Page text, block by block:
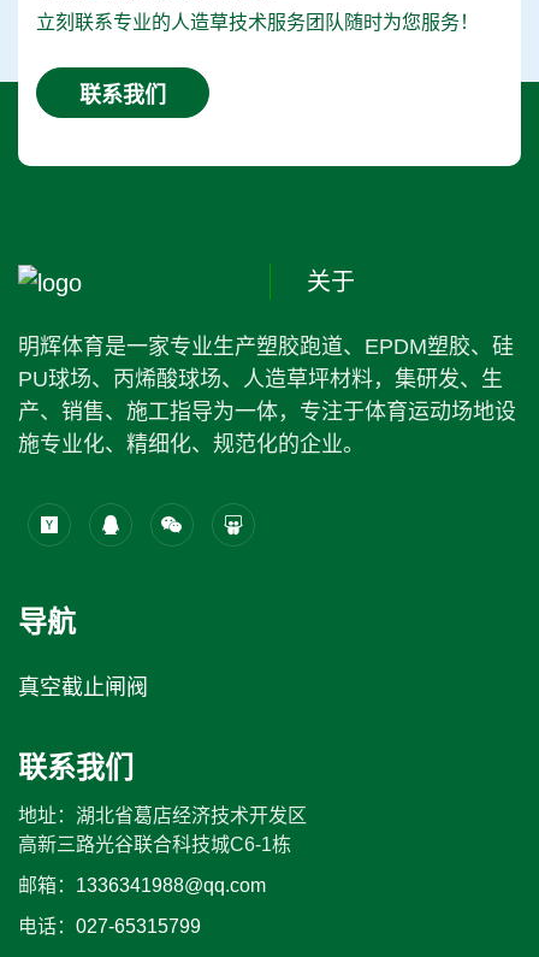
立刻联系专业的人造草技术服务团队随时为您服务！
联系我们
关于
明辉体育是一家专业生产塑胶跑道、EPDM塑胶、硅
PU球场、丙烯酸球场、人造草坪材料，集研发、生
产、销售、施工指导为一体，专注于体育运动场地设
施专业化、精细化、规范化的企业。
导航
真空截止闸阀
联系我们
地址：湖北省葛店经济技术开发区
高新三路光谷联合科技城C6-1栋
邮箱： 1336341988@qq.com
电话： 027-65315799